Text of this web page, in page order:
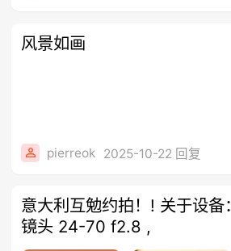
风景如画
pierreok 2025-10-22 回复
意大利互勉约拍！! 关于设备
镜头 24-70 f2.8 ,